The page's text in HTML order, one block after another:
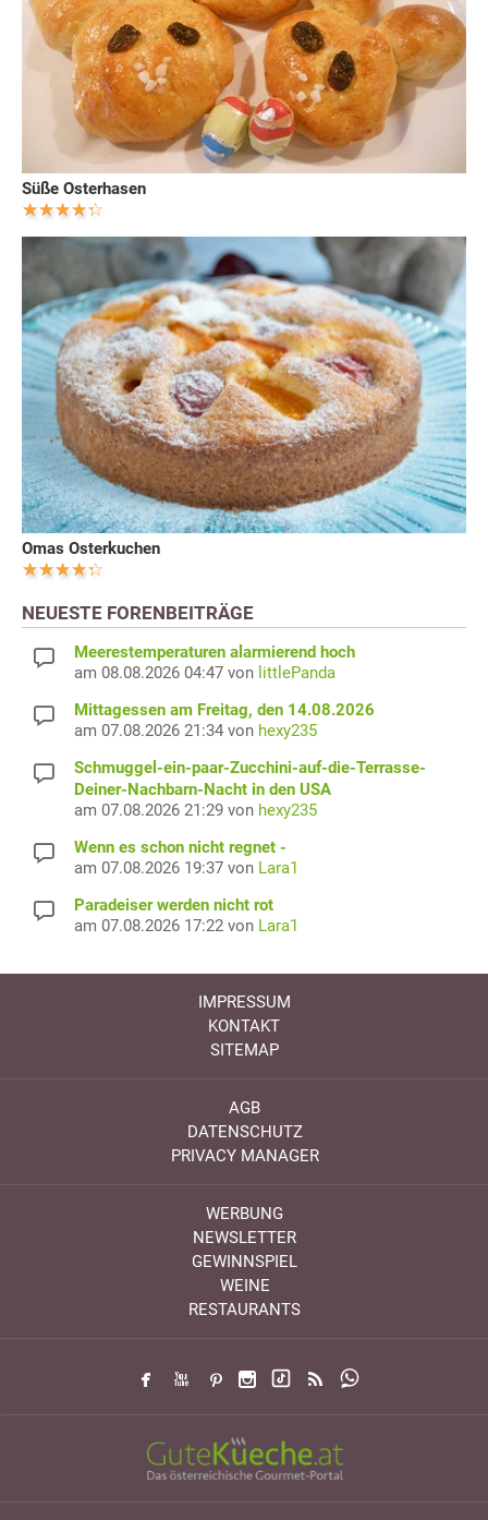
Süße Osterhasen
Omas Osterkuchen
NEUESTE FORENBEITRÄGE
Meerestemperaturen alarmierend hoch
am 08.08.2026 04:47 von littlePanda
Mittagessen am Freitag, den 14.08.2026
am 07.08.2026 21:34 von hexy235
Schmuggel-ein-paar-Zucchini-auf-die-Terrasse-
Deiner-Nachbarn-Nacht in den USA
am 07.08.2026 21:29 von hexy235
Wenn es schon nicht regnet -
am 07.08.2026 19:37 von Lara1
Paradeiser werden nicht rot
am 07.08.2026 17:22 von Lara1
IMPRESSUM
KONTAKT
SITEMAP
AGB
DATENSCHUTZ
PRIVACY MANAGER
WERBUNG
NEWSLETTER
GEWINNSPIEL
WEINE
RESTAURANTS